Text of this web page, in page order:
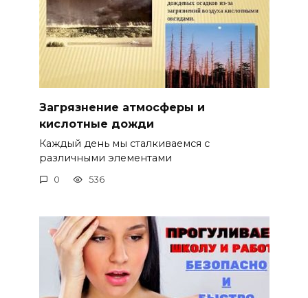
Загрязнение атмосферы и
кислотные дожди
Каждый день мы сталкиваемся с
различными элементами
0 536